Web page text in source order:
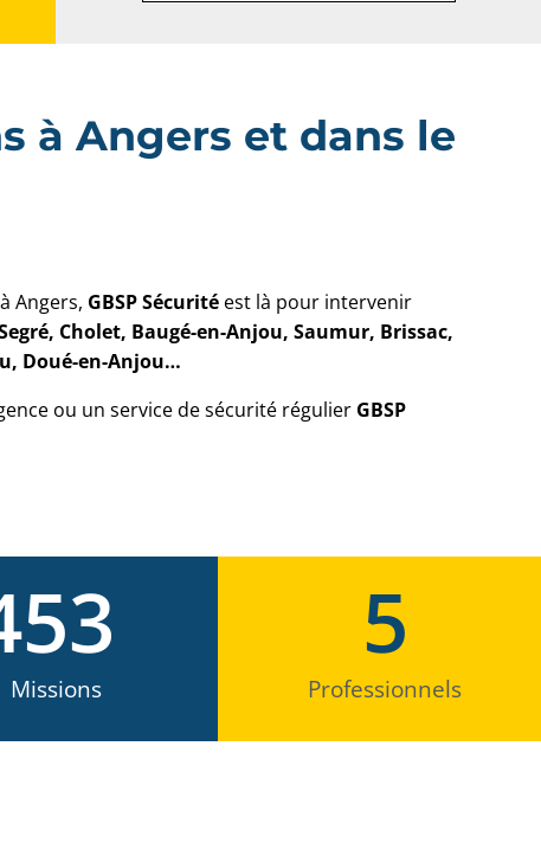
à Angers et dans le
Angers, GBSP Sécurité est là pour intervenir
Cholet, Baugé-en-Anjou, Saumur, Brissac,
Doué-en-Anjou…
ou un service de sécurité régulier GBSP
Missions Professionnels
5